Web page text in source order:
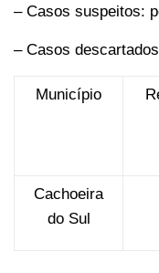
– Casos suspeitos:
– Casos
Município
Cachoeira
do Sul